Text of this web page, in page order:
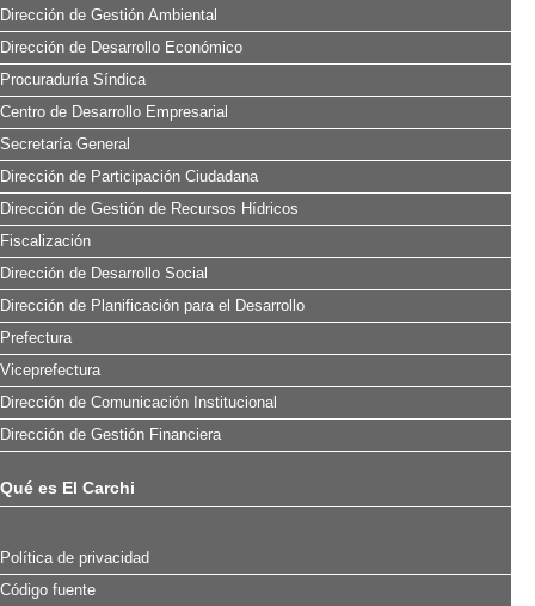
Dirección de Gestión Ambiental
Dirección de Desarrollo Económico
Procuraduría Síndica
Centro de Desarrollo Empresarial
Secretaría General
Dirección de Participación Ciudadana
Dirección de Gestión de Recursos Hídricos
Fiscalización
Dirección de Desarrollo Social
Dirección de Planificación para el Desarrollo
Prefectura
Viceprefectura
Dirección de Comunicación Institucional
Dirección de Gestión Financiera
Qué es El Carchi
Política de privacidad
Código fuente